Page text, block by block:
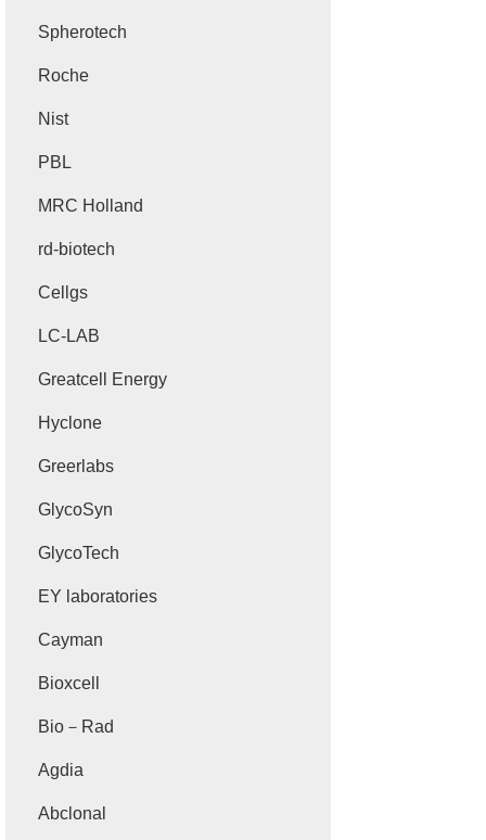
Spherotech
Roche
Nist
PBL
MRC Holland
rd-biotech
Cellgs
LC-LAB
Greatcell Energy
Hyclone
Greerlabs
GlycoSyn
GlycoTech
EY laboratories
Cayman
Bioxcell
Bio－Rad
Agdia
Abclonal